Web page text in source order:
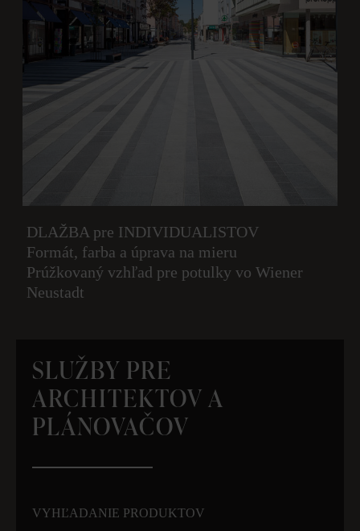
DLAŽBA pre INDIVIDUALISTOV
Formát, farba a úprava na mieru
Prúžkovaný vzhľad pre potulky vo Wiener
Neustadt
SLUŽBY PRE
ARCHITEKTOV A
PLÁNOVAČOV
VYHĽADANIE PRODUKTOV